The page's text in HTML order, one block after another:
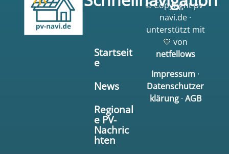
Startseit
e
News
Regional
e PV-
Nachric
hten
© Copyright pv-
navi.de ·
unterstützt mit
💛 von
netfellows
Impressum ·
Datenschutzer
klärung· AGB